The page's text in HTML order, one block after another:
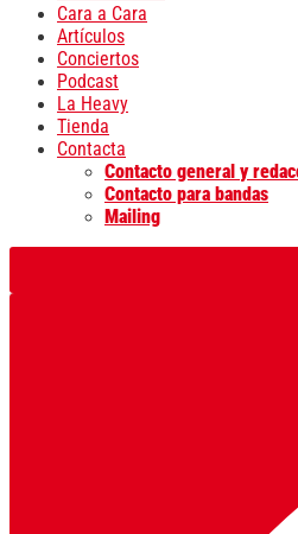
Cara a Cara
Artículos
Conciertos
Podcast
La Heavy
Tienda
Contacta
Contacto general y
Contacto para bandas
Mailing